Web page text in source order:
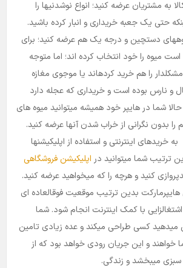
به مشتریان عرضه کنید؛ انواع نوشدنیها را
حتی یک جعبه خریداری و انبار کرده باشید.
دستچین و درجه یک هم عرضه کنید؛ برای
است میوه را خود انتخاب کرده ­اند؛ اما متوجه
را هم خرید کرده­اند یا موجوی مغازه
و نارس بوده است و خریداری که عجله دارد
شما در هایپر خود همیشه میتوانید میوه­ های
را بدون نگرانی از خراب شدن آنها عرضه کنید.
خریدهای اینترنتی و استفاده از اپلیکیشنها
ترتیب شما میتوانید در اپلیکیشن فروشگاهی
کنید و هرچه را که میخواهید عرضه کنید.
بدین ترتیب موقعیت فوق­العاده ­ای
اشتغالزایی با کمک اینترنت انجام شود. شما
میدهید کسی طراحی میکند و عده زیادی تامین
خواهند و این جریان رودی خواهد بود که از
میبخشد و زندگی.